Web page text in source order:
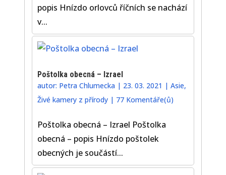
popis Hnízdo orlovců říčních se nachází
v...
Poštolka obecná – Izrael
autor: Petra Chlumecka| 23. 03. 2021 | Asie,
Živé kamery z přírody| 77 Komentáře(ů)
Poštolka obecná – Izrael Poštolka
obecná – popis Hnízdo poštolek
obecných je součástí...